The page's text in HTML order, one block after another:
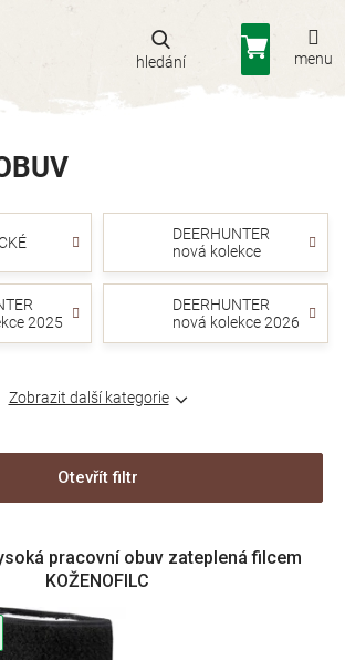
Nákupní
košík
DEERHUNTER
nová kolekce
2025
DEERHUNTER
nová kolekce 2026
Zobrazit další kategorie
Otevřít filtr
pracovní obuv zateplená filcem
KOŽENOFILC